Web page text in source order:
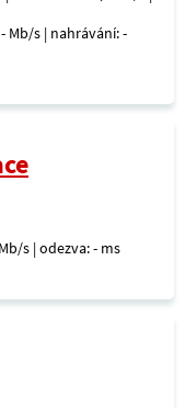
Mb/s | nahrávání: -
s | odezva: - ms